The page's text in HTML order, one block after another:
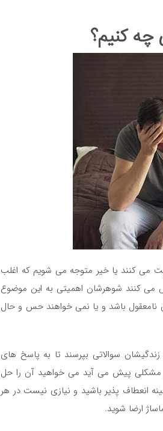
چه کنیم؟
می کنند یا خیر متوجه می شویم که اغلب
می کنند شوهرشان اهمیتی به این موضوع
نامعقول باشد و یا نمی خواهند حس و حال
سوالاتی بپرسند تا به پاسخ های
مشکلی پیش می آید می خواهید آن را حل
انعطاف پذیر باشید و نیازی نیست در هر
ارضا شوید.